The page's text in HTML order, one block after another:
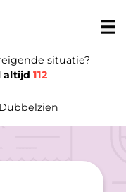
situatie?
altijd112
Dubbelzien